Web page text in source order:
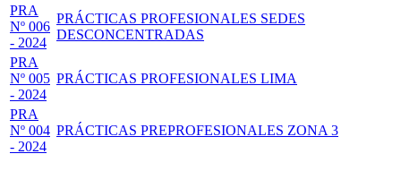
PRA
Nº 006
- 2024
PRÁCTICAS PROFESIONALES SEDES
DESCONCENTRADAS
PRA
Nº 005
- 2024
PRÁCTICAS PROFESIONALES LIMA
PRA
Nº 004
- 2024
PRÁCTICAS PREPROFESIONALES ZONA 3